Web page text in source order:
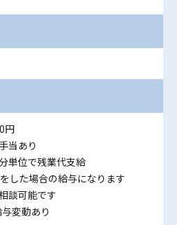
円
当あり
位で残業代支給
した場合の給与になります
談可能です
変動あり